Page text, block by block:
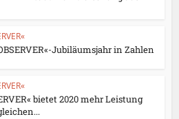
Jubiläumsjahr in Zahlen
bietet 2020 mehr Leistung